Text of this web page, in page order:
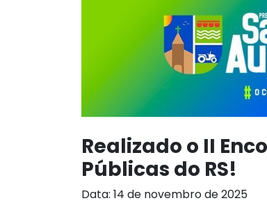
Realizado o II
Públicas do RS!
Data: 14 de novembro de 2025